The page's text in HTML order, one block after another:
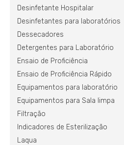
Desinfetante Hospitalar
Desinfetantes para laboratórios
Dessecadores
Detergentes para Laboratório
Ensaio de Proficiência
Ensaio de Proficiência Rápido
Equipamentos para laboratório
Equipamentos para Sala limpa
Filtração
Indicadores de Esterilização
Laqua